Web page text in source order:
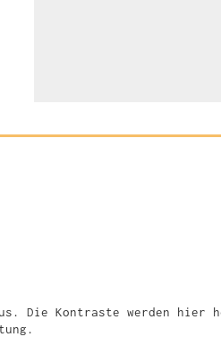
Die Kontraste werden hier